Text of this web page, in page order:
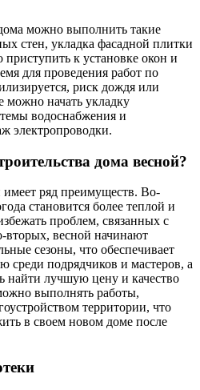
можно выполнить такие
стен, укладка фасадной плитки
к установке окон и
для проведения работ по
риск дождя или
можно начать укладку
водоснабжения и
электропроводки.
дома весной?
имеет ряд преимуществ. Во-
становится более теплой и
проблем, связанных с
весной начинают
сезоны, что обеспечивает
среди подрядчиков и мастеров, а
найти лучшую цену и качество
выполнять работы,
территории, что
в своем новом доме после